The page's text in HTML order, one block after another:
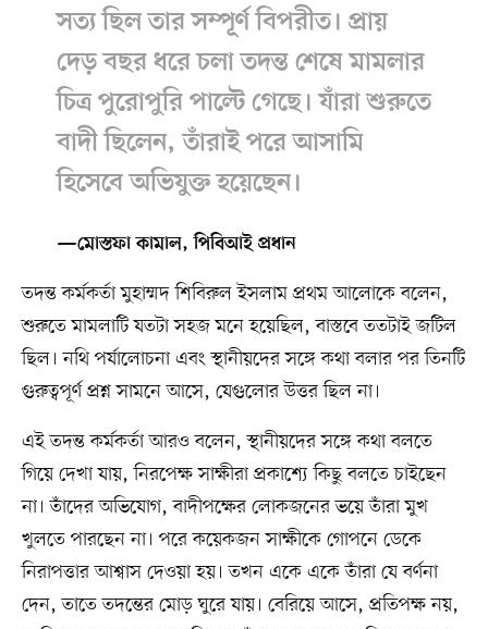
সত্য ছিল তার সম্পূর্ণ বিপরীত। প্রায়
দেড় বছর ধরে চলা তদন্ত শেষে মামলার
চিত্র পুরোপুরি পাল্টে গেছে। যাঁরা শুরুতে
বাদী ছিলেন, তাঁরাই পরে আসামি
হিসেবে অভিযুক্ত হয়েছেন।
—মোস্তফা কামাল, পিবিআই প্রধান
তদন্ত কর্মকর্তা মুহাম্মদ শিবিরুল ইসলাম প্রথম আলোকে বলেন,
শুরুতে মামলাটি যতটা সহজ মনে হয়েছিল, বাস্তবে ততটাই জটিল
ছিল। নথি পর্যালোচনা এবং স্থানীয়দের সঙ্গে কথা বলার পর তিনটি
গুরুত্বপূর্ণ প্রশ্ন সামনে আসে, যেগুলোর উত্তর ছিল না।
এই তদন্ত কর্মকর্তা আরও বলেন, স্থানীয়দের সঙ্গে কথা বলতে
গিয়ে দেখা যায়, নিরপেক্ষ সাক্ষীরা প্রকাশ্যে কিছু বলতে চাইছেন
না। তাঁদের অভিযোগ, বাদীপক্ষের লোকজনের ভয়ে তাঁরা মুখ
খুলতে পারছেন না। পরে কয়েকজন সাক্ষীকে গোপনে ডেকে
নিরাপত্তার আশ্বাস দেওয়া হয়। তখন একে একে তাঁরা যে বর্ণনা
দেন, তাতে তদন্তের মোড় ঘুরে যায়। বেরিয়ে আসে, প্রতিপক্ষ নয়,